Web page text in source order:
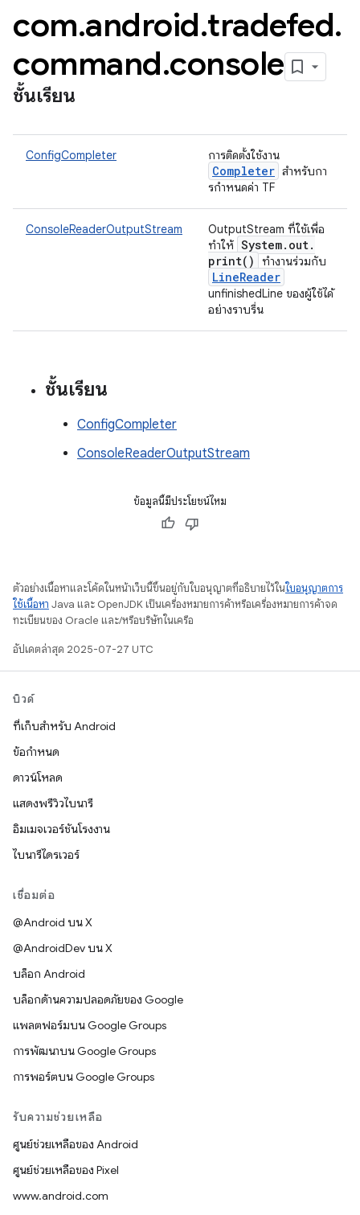
com.android.tradefed.
command.console
ชั้นเรียน
ConfigCompleter การติดตั้งใช้งาน
Completer สําหรับกา
รกําหนดค่า TF
ConsoleReaderOutputStream
OutputStream ที่ใช้เพื่อ
ทําให้ System. out.
print( ) ทำงานร่วมกับ
LineReader
unfinishedLine ของผู้ใช้ได้
อย่างราบรื่น
ชั้นเรียน
ConfigCompleter
ConsoleReaderOutputStream
ข้อมูลนี้มีประโยชน์ไหม
ตัวอย่างเนื้อหาและโค้ดในหน้าเว็บนี้ขึ้นอยู่กับใบอนุญาตที่อธิบายไว้ในใบอนุญาตการ
ใช้เนื้อหา Java และ OpenJDK เป็นเครื่องหมายการค้าหรือเครื่องหมายการค้าจด
ทะเบียนของ Oracle และ/หรือบริษัทในเครือ
อัปเดตล่าสุด 2025-07-27 UTC
บิวด์
ที่เก็บสำหรับ Android
ข้อกำหนด
ดาวน์โหลด
แสดงพรีวิวไบนารี
อิมเมจเวอร์ชันโรงงาน
ไบนารีไดรเวอร์
เชื่อมต่อ
@Android บน X
@AndroidDev บน X
บล็อก Android
บล็อกด้านความปลอดภัยของ Google
แพลตฟอร์มบน Google Groups
การพัฒนาบน Google Groups
การพอร์ตบน Google Groups
รับความช่วยเหลือ
ศูนย์ช่วยเหลือของ Android
ศูนย์ช่วยเหลือของ Pixel
www.android.com